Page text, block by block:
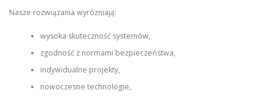
Nasze rozwiązania wyróżniają:
wysoka skuteczność systemów,
zgodność z normami bezpieczeństwa,
indywidualne projekty,
nowoczesne technologie,